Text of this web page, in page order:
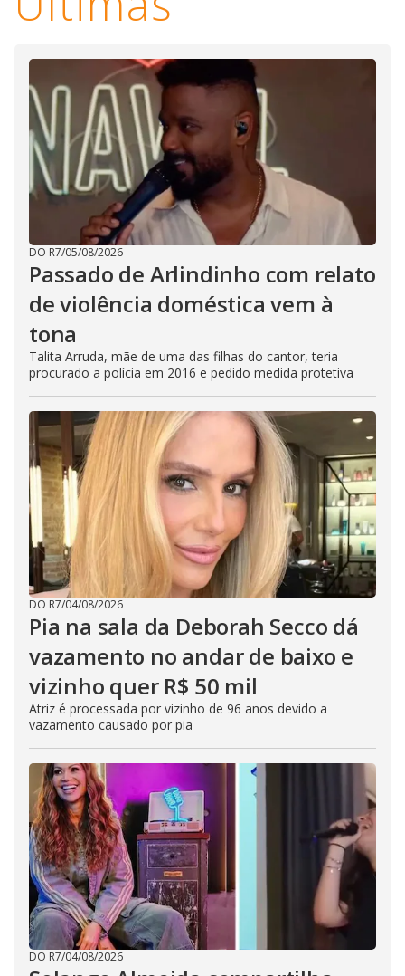
DO R7/05/08/2026
Passado de Arlindinho com relato
de violência doméstica vem à
tona
Talita Arruda, mãe de uma das filhas do cantor, teria
procurado a polícia em 2016 e pedido medida protetiva
DO R7/04/08/2026
Pia na sala da Deborah Secco dá
vazamento no andar de baixo e
vizinho quer R$ 50 mil
Atriz é processada por vizinho de 96 anos devido a
vazamento causado por pia
DO R7/04/08/2026